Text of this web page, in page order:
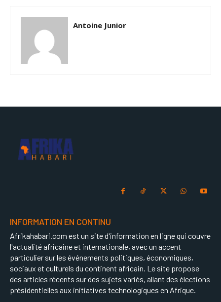
Antoine Junior
INFORMATION EN CONTINU
Afrikahabari.com est un site d'information en ligne qui couvre
l'actualité africaine et internationale, avec un accent
particulier sur les événements politiques, économiques,
sociaux et culturels du continent africain. Le site propose
des articles récents sur des sujets variés, allant des élections
présidentielles aux initiatives technologiques en Afrique.